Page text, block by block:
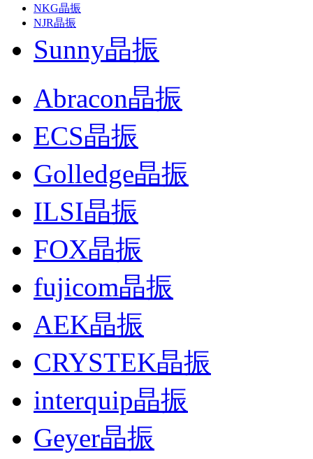
NKG晶振
NJR晶振
Sunny晶振
Abracon晶振
ECS晶振
Golledge晶振
ILSI晶振
FOX晶振
fujicom晶振
AEK晶振
CRYSTEK晶振
interquip晶振
Geyer晶振